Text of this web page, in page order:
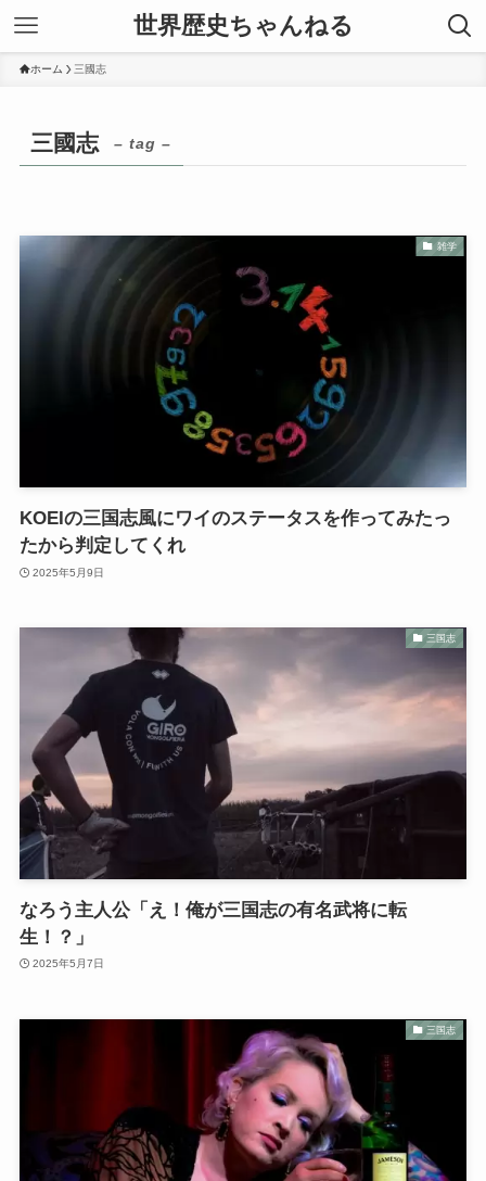
世界歴史ちゃんねる
ホーム 三國志
三國志 – tag –
雑学
KOEIの三国志風にワイのステータスを作ってみたっ
たから判定してくれ
2025年5月9日
三国志
なろう主人公「え！俺が三国志の有名武将に転
生！？」
2025年5月7日
三国志